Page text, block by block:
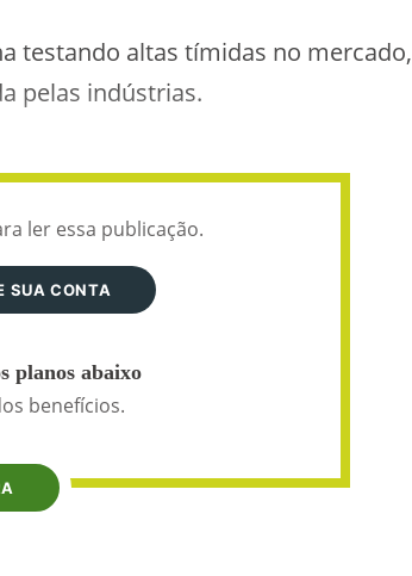
testando altas tímidas no mercado,
pelas indústrias.
ler essa publicação.
SUA CONTA
planos abaixo
benefícios.